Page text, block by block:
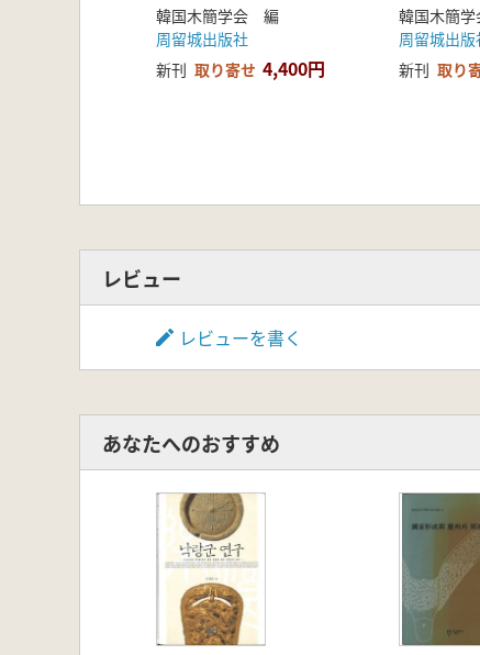
韓国木簡学会 編
周留城出版社
新刊 取り寄せ 4,400円
韓国木簡
周留城出版
新刊 取り
レビュー
レビューを書く
あなたへのおすすめ